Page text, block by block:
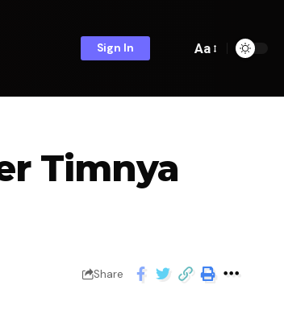
Sign In Aa
Timnya
Share